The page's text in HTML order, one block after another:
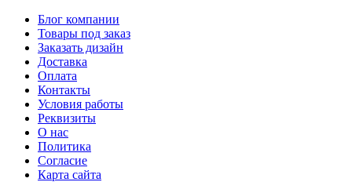
Блог компании
Товары под заказ
Заказать дизайн
Доставка
Оплата
Контакты
Условия работы
Реквизиты
О нас
Политика
Согласие
Карта сайта